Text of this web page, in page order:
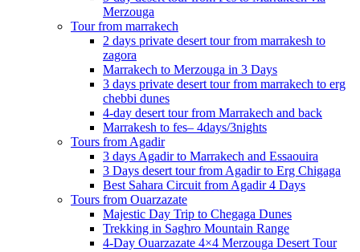
Merzouga
Tour from marrakech
2 days private desert tour from marrakesh to
zagora
Marrakech to Merzouga in 3 Days
3 days private desert tour from marrakech to erg
chebbi dunes
4-day desert tour from Marrakech and back
Marrakesh to fes– 4days/3nights
Tours from Agadir
3 days Agadir to Marrakech and Essaouira
3 Days desert tour from Agadir to Erg Chigaga
Best Sahara Circuit from Agadir 4 Days
Tours from Ouarzazate
Majestic Day Trip to Chegaga Dunes
Trekking in Saghro Mountain Range
4-Day Ouarzazate 4×4 Merzouga Desert Tour